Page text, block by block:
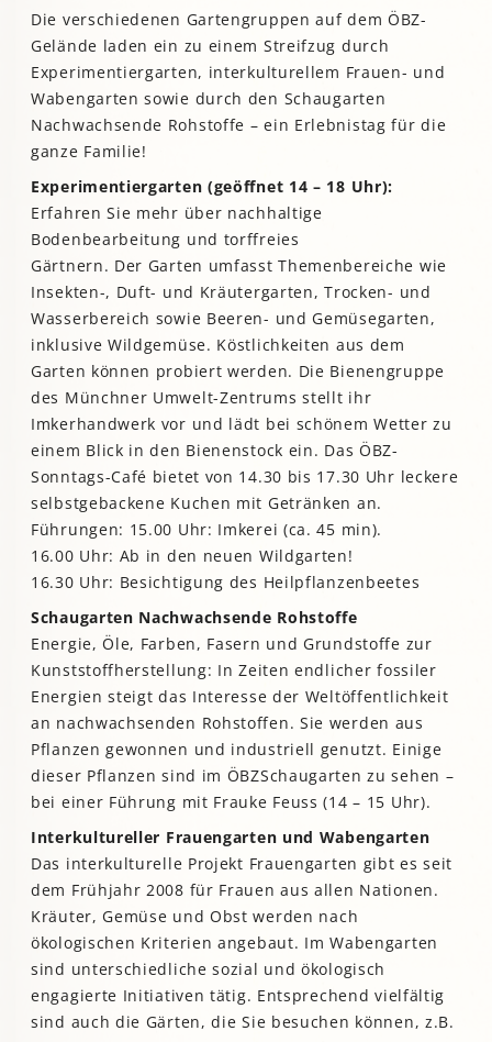
Die verschiedenen Gartengruppen auf dem ÖBZ-
Gelände laden ein zu einem Streifzug durch
Experimentiergarten, interkulturellem Frauen- und
Wabengarten sowie durch den Schaugarten
Nachwachsende Rohstoffe – ein Erlebnistag für die
ganze Familie!
Experimentiergarten (geöffnet 14 – 18 Uhr):
Erfahren Sie mehr über nachhaltige
Bodenbearbeitung und torffreies
Gärtnern. Der Garten umfasst Themenbereiche wie
Insekten-, Duft- und Kräutergarten, Trocken- und
Wasserbereich sowie Beeren- und Gemüsegarten,
inklusive Wildgemüse. Köstlichkeiten aus dem
Garten können probiert werden. Die Bienengruppe
des Münchner Umwelt-Zentrums stellt ihr
Imkerhandwerk vor und lädt bei schönem Wetter zu
einem Blick in den Bienenstock ein. Das ÖBZ-
Sonntags-Café bietet von 14.30 bis 17.30 Uhr leckere
selbstgebackene Kuchen mit Getränken an.
Führungen: 15.00 Uhr: Imkerei (ca. 45 min).
16.00 Uhr: Ab in den neuen Wildgarten!
16.30 Uhr: Besichtigung des Heilpflanzenbeetes
Schaugarten Nachwachsende Rohstoffe
Energie, Öle, Farben, Fasern und Grundstoffe zur
Kunststoffherstellung: In Zeiten endlicher fossiler
Energien steigt das Interesse der Weltöffentlichkeit
an nachwachsenden Rohstoffen. Sie werden aus
Pflanzen gewonnen und industriell genutzt. Einige
dieser Pflanzen sind im ÖBZSchaugarten zu sehen –
bei einer Führung mit Frauke Feuss (14 – 15 Uhr).
Interkultureller Frauengarten und Wabengarten
Das interkulturelle Projekt Frauengarten gibt es seit
dem Frühjahr 2008 für Frauen aus allen Nationen.
Kräuter, Gemüse und Obst werden nach
ökologischen Kriterien angebaut. Im Wabengarten
sind unterschiedliche sozial und ökologisch
engagierte Initiativen tätig. Entsprechend vielfältig
sind auch die Gärten, die Sie besuchen können, z.B.